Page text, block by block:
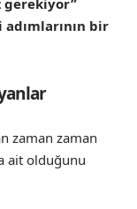
gerekiyor”
adımlarının bir
zaman zaman
ait olduğunu